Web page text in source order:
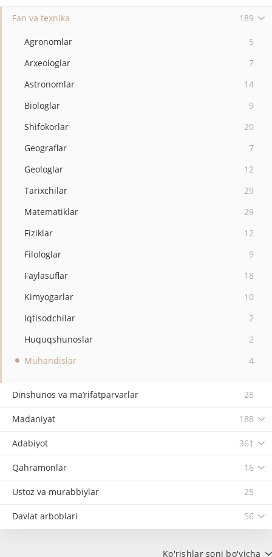
Fan va texnika 189
Agronomlar
5
Arxeologlar
7
Astronomlar
14
Biologlar
9
Shifokorlar
20
Geograflar
7
Geologlar
12
Tarixchilar
29
Matematiklar
29
Fiziklar
12
Filologlar
9
Faylasuflar
18
Kimyogarlar
10
Iqtisodchilar
2
Huquqshunoslar
2
Muhandislar
4
Dinshunos va ma’rifatparvarlar 28
Madaniyat 188
Adabiyot 361
Qahramonlar 16
Ustoz va murabbiylar 25
Davlat arboblari 56
Ko'rishlar soni bo'yicha